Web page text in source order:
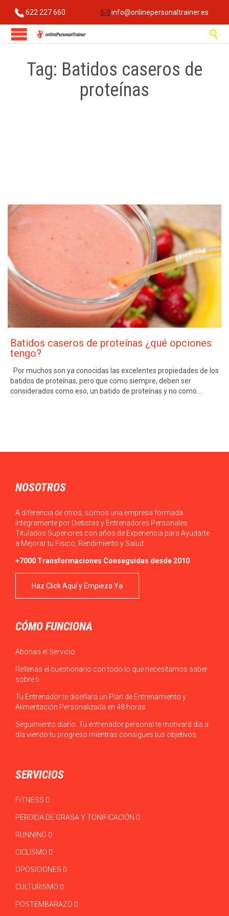
622 227 660 info@onlinepersonaltrainer.es

Tag: Batidos caseros de
proteínas
Batidos caseros de proteínas ¿qué opciones
tengo?
Por muchos son ya conocidas las excelentes propiedades de los
batidos de proteínas, pero que como siempre, deben ser
considerados como eso, un batido de proteínas y no como…
NOSOTROS
A diferencia de otros, somos una empresa formada
íntegramente por Dietistas y Entrenadores Personales
Titulados Superiores con años de Experiencia para Ayudarte
a Mejorar tu Físico, Rendimiento y Salud.
+7000 Transformaciones Conseguidas desde 2010
Haz Click Aquí y Empieza Ya
CÓMO FUNCIONA
Abonas el Servicio
Rellenas el cuestionario con todo lo que necesitamos saber
sobre ti
Tu Entrenador te diseñará un Plan de Entrenamiento y
Alimentación Personalizada en 48 horas
Seguimiento diario: Tu entrenador personal te motivará día a
día viendo tu progreso mientras consigues tus objetivos.
SERVICIOS
FITNESS
PÉRDIDA DE GRASA Y TONIFICACIÓN
RUNNING
CICLISMO
OPOSICIONES
CULTURISMO
POSTEMBARAZO